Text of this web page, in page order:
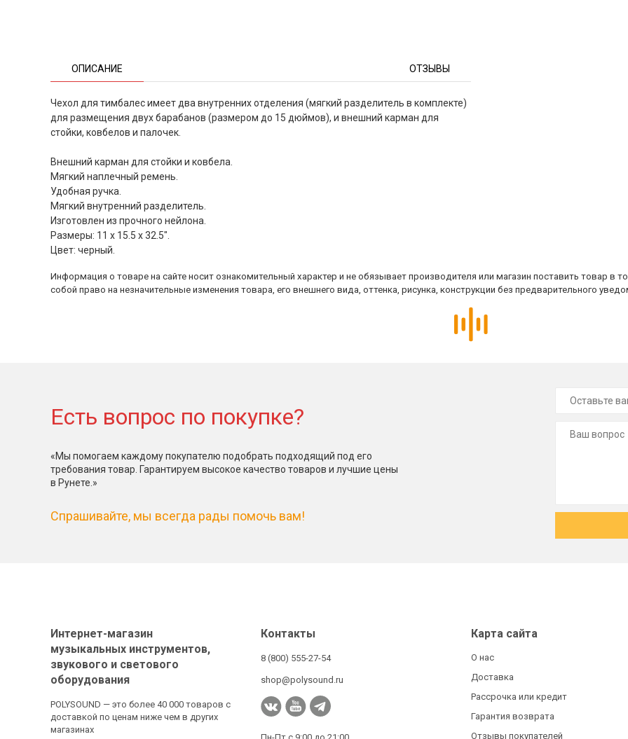
ОПИСАНИЕ ОТЗЫВЫ
Чехол для тимбалес имеет два внутренних отделения (мягкий разделитель в комплекте)
для размещения двух барабанов (размером до 15 дюймов), и внешний карман для
стойки, ковбелов и палочек.
Внешний карман для стойки и ковбела.
Мягкий наплечный ремень.
Удобная ручка.
Мягкий внутренний разделитель.
Изготовлен из прочного нейлона.
Размеры: 11 х 15.5 х 32.5".
Цвет: черный.
Информация о товаре на сайте носит ознакомительный характер и не обязывает производителя или магазин поставить товар в
собой право на незначительные изменения товара, его внешнего вида, оттенка, рисунка, конструкции без предварительного
Есть вопрос по покупке?
«Мы помогаем каждому покупателю подобрать подходящий под его
требования товар. Гарантируем высокое качество товаров и лучшие цены
в Рунете.»
Спрашивайте, мы всегда рады помочь вам!
Интернет-магазин
музыкальных инструментов,
звукового и светового
оборудования
POLYSOUND — это более 40 000 товаров с
доставкой по ценам ниже чем в других
магазинах
Контакты
8 (800) 555-27-54
shop@polysound.ru
Карта сайта
О нас
Доставка
Рассрочка или кредит
Гарантия возврата
Отзывы покупателей